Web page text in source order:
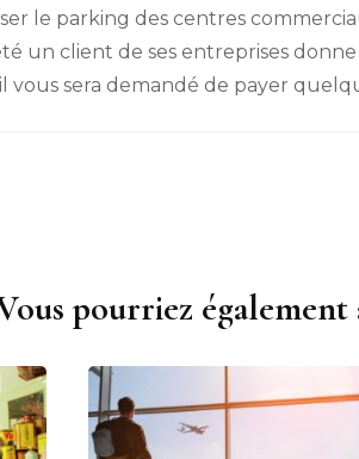
le parking des centres
un client de ses entreprises
il vous sera demandé de payer
pourriez également